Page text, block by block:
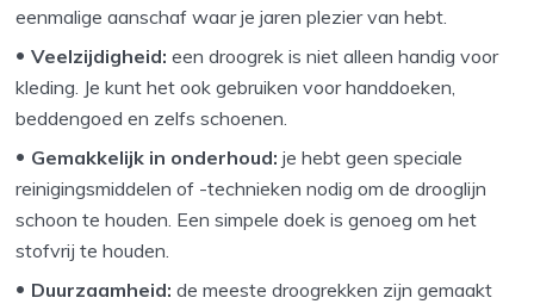
eenmalige aanschaf waar je jaren plezier van hebt.
Veelzijdigheid: een droogrek is niet alleen handig voor
kleding. Je kunt het ook gebruiken voor handdoeken,
beddengoed en zelfs schoenen.
Gemakkelijk in onderhoud: je hebt geen speciale
reinigingsmiddelen of -technieken nodig om de drooglijn
schoon te houden. Een simpele doek is genoeg om het
stofvrij te houden.
Duurzaamheid: de meeste droogrekken zijn gemaakt